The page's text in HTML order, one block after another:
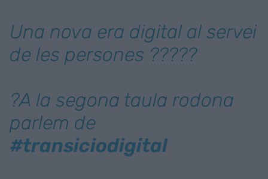
Una nova era digital al servei
de les persones ??‍?‍?‍?
?A la segona taula rodona
parlem de
#transiciodigital